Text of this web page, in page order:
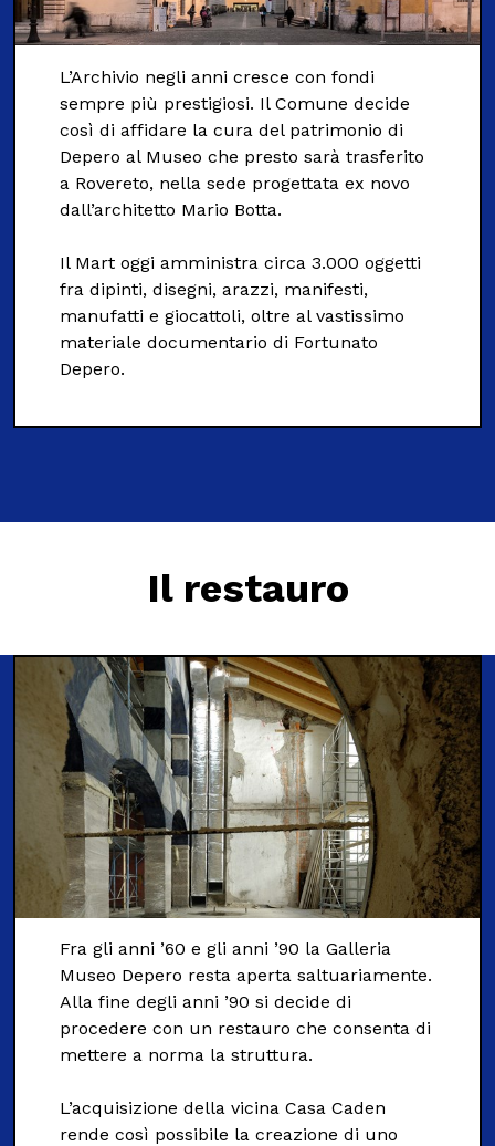
L’Archivio negli anni cresce con fondi
sempre più prestigiosi. Il Comune decide
così di affidare la cura del patrimonio di
Depero al Museo che presto sarà trasferito
a Rovereto, nella sede progettata ex novo
dall’architetto Mario Botta.
Il Mart oggi amministra circa 3.000 oggetti
fra dipinti, disegni, arazzi, manifesti,
manufatti e giocattoli, oltre al vastissimo
materiale documentario di Fortunato
Depero.
Il restauro
Fra gli anni ’60 e gli anni ’90 la Galleria
Museo Depero resta aperta saltuariamente.
Alla fine degli anni ’90 si decide di
procedere con un restauro che consenta di
mettere a norma la struttura.
L’acquisizione della vicina Casa Caden
rende così possibile la creazione di uno